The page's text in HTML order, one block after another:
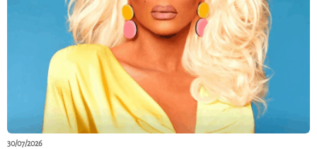
30/07/2026